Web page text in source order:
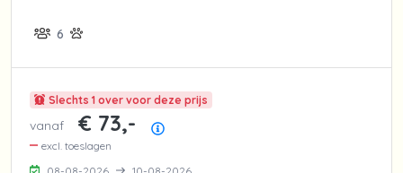
6
Slechts 1 over voor deze prijs
vanaf € 73,-
excl. toeslagen